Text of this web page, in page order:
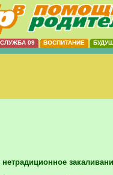
СЛУЖБА 09 ВОСПИТАНИЕ
нетрадиционное